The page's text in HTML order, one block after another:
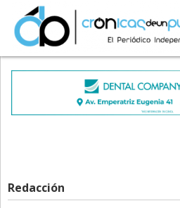
Redacción